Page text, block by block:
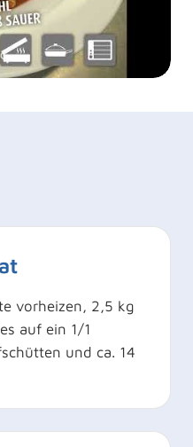
vorheizen, 2,5 kg
auf ein 1/1
und ca. 14